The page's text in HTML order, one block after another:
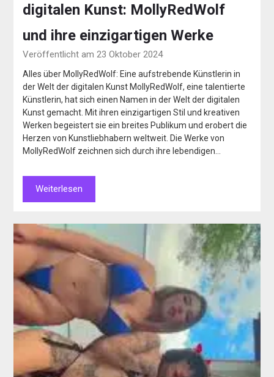
digitalen Kunst: MollyRedWolf
und ihre einzigartigen Werke
Veröffentlicht am 23 Oktober 2024
Alles über MollyRedWolf: Eine aufstrebende Künstlerin in
der Welt der digitalen Kunst MollyRedWolf, eine talentierte
Künstlerin, hat sich einen Namen in der Welt der digitalen
Kunst gemacht. Mit ihren einzigartigen Stil und kreativen
Werken begeistert sie ein breites Publikum und erobert die
Herzen von Kunstliebhabern weltweit. Die Werke von
MollyRedWolf zeichnen sich durch ihre lebendigen…
Weiterlesen